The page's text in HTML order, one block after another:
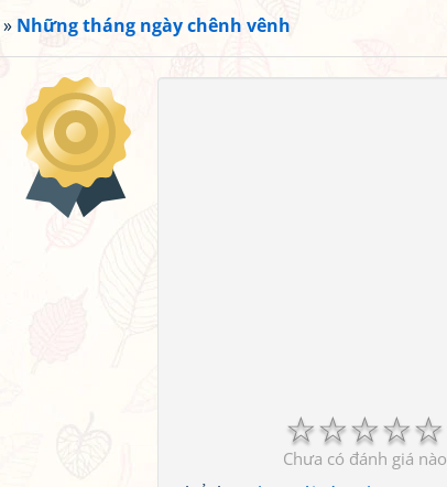
» Những tháng ngày chênh vênh
☆
☆
☆
☆
☆
Chưa có đánh giá nào